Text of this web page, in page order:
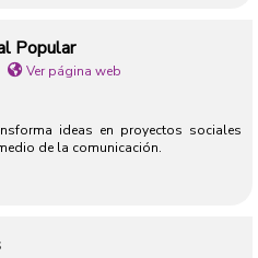
Popular
Ver página web
ideas en proyectos sociales
de la comunicación.